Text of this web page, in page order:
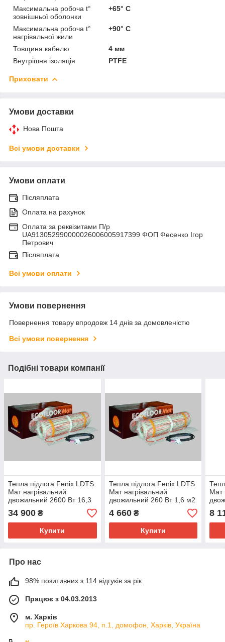
Максимальна робоча t°
зовнішньої оболонки
+65° C
Максимальна робоча t°
нагрівальної жили
+90° C
Товщина кабелю
4 мм
Внутрішня ізоляція
PTFE
Приховати
Умови доставки
Нова Пошта
Всі умови доставки
Умови оплати
Післяплата
Оплата на рахунок
Оплата за реквізитами П/р
UA913052990000026006005917399 ФОП Фесенко Ігор
Петрович
Післяплата
Всі умови оплати
Умови повернення
Повернення товару впродовж 14 днів за домовленістю
Всі умови повернення
Подібні товари компанії
Тепла підлога Fenix LDTS
Мат нагрівальний
двожильний 2600 Вт 16,3
м2 (5530196)
34 900 ₴
Купити
Тепла підлога Fenix LDTS
Мат нагрівальний
двожильний 260 Вт 1,6 м2
(5530220)
4 660₴
Купити
Мат
м2
8
Про нас
98% позитивних з 114 відгуків за рік
Працює з 04.03.2013
м. Харків
пр. Героїв Харкова 94, п.1, домофон, Харків, Україна